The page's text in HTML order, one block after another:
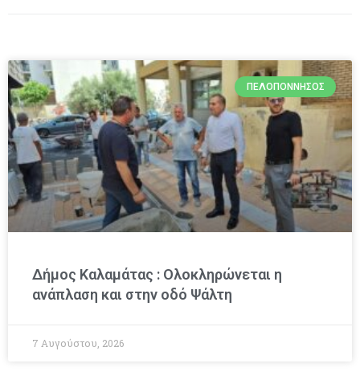
ΠΕΛΟΠΌΝΝΗΣΟΣ
Δήμος Καλαμάτας : Ολοκληρώνεται η
ανάπλαση και στην οδό Ψάλτη
7 Αυγούστου, 2026